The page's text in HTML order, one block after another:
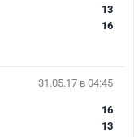
13
16
31.05.17 в 04:45
16
13